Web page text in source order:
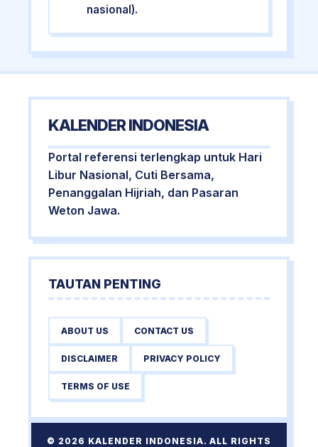
nasional).
KALENDER INDONESIA
Portal referensi terlengkap untuk Hari
Libur Nasional, Cuti Bersama,
Penanggalan Hijriah, dan Pasaran
Weton Jawa.
TAUTAN PENTING
ABOUT US CONTACT US
DISCLAIMER PRIVACY POLICY
TERMS OF USE
© 2026 KALENDER INDONESIA. ALL RIGHTS